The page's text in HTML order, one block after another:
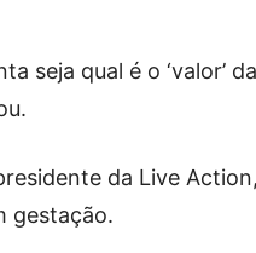
seja qual é o ‘valor’
da Live
gestação.